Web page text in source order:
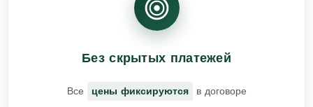
Без скрытых платежей
Все цены фиксируются в договоре